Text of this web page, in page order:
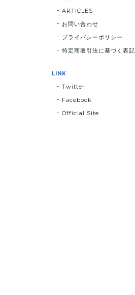
ARTICLES
お問い合わせ
プライバシーポリシー
特定商取引法に基づく表記
LINK
Twitter
Facebook
Official Site